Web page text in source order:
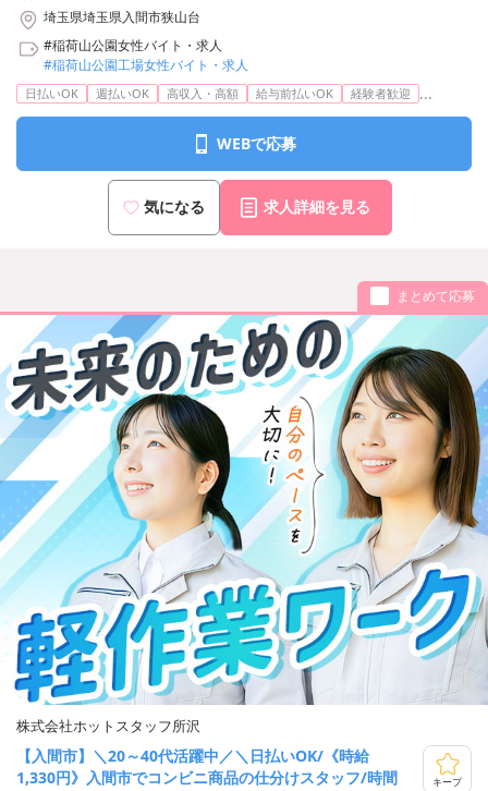
埼玉県埼玉県入間市狭山台
#稲荷山公園女性バイト・求人
#稲荷山公園工場女性バイト・求人
日払いOK 週払いOK 高収入・高額 給与前払いOK 経験者歓迎 ...
WEBで応募
気になる 求人詳細を見る
まとめて応募
株式会社ホットスタッフ所沢
【入間市】＼20～40代活躍中／＼日払いOK/《時給
1,330円》入間市でコンビニ商品の仕分けスタッフ/時間
キープ